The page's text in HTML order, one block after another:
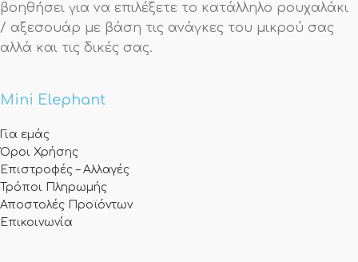
βοηθήσει για να επιλέξετε το κατάλληλο ρουχαλάκι
/ αξεσουάρ με βάση τις ανάγκες του μικρού σας
αλλά και τις δικές σας.
Mini Elephant
Για εμάς
Όροι Χρήσης
Επιστροφές – Αλλαγές
Τρόποι Πληρωμής
Αποστολές Προϊόντων
Επικοινωνία